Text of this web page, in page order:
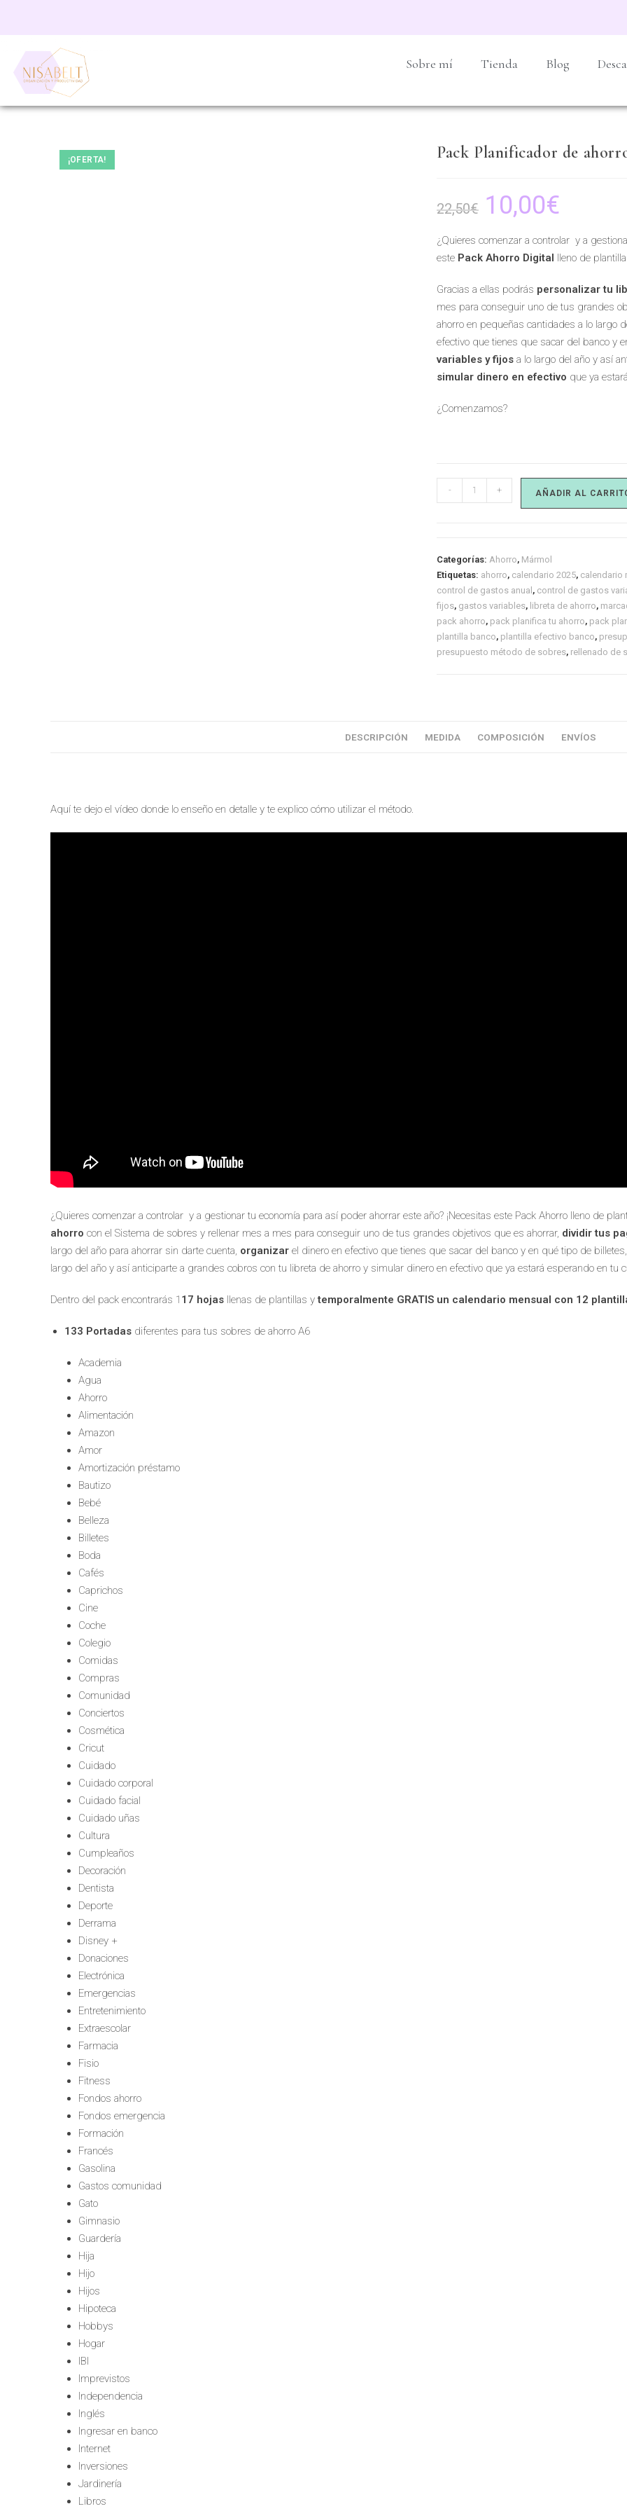
Sobre mí Tienda Blog
¡OFERTA! Pack Planificador de
22,50€ 10,00€
¿Quieres comenzar a controlar y a
este Pack Ahorro Digital lleno de
Gracias a ellas podrás personalizar tu
mes para conseguir uno de tus grandes
ahorro en pequeñas cantidades a lo largo
efectivo que tienes que sacar del banco y
variables y fijos a lo largo del año y así
simular dinero en efectivo que ya
¿Comenzamos?
- + AÑADIR AL
Categorías: Ahorro, Mármol
Etiquetas: ahorro, calendario 2025, calendario
control de gastos anual , control de gastos
fijos, gastos variables, libreta de ahorro,
pack ahorro, pack planifica tu ahorro, pack
plantilla banco, plantilla efectivo banco,
presupuesto método de sobres, rellenado de
DESCRIPCIÓN MEDIDA COMPOSICIÓN ENVÍOS
Aquí te dejo el vídeo donde lo enseño en detalle y te explico cómo utilizar el método.
¿Quieres comenzar a controlar y a gestionar tu economía para así poder ahorrar este año? ¡Necesitas este Pack Ahorro lleno de
ahorro con el Sistema de sobres y rellenar mes a mes para conseguir uno de tus grandes objetivos que es ahorrar, dividir tus
largo del año para ahorrar sin darte cuenta, organizar el dinero en efectivo que tienes que sacar del banco y en qué tipo de
largo del año y así anticiparte a grandes cobros con tu libreta de ahorro y simular dinero en efectivo que ya estará esperando en tu
Dentro del pack encontrarás 1 17 hojas llenas de plantillas ytemporalmente GRATIS un calendario mensual con 12
133 Portadas diferentes para tus sobres de ahorro A6
Academia
Agua
Ahorro
Alimentación
Amazon
Amor
Amortización préstamo
Bautizo
Bebé
Belleza
Billetes
Boda
Cafés
Caprichos
Cine
Coche
Colegio
Comidas
Compras
Comunidad
Conciertos
Cosmética
Cricut
Cuidado
Cuidado corporal
Cuidado facial
Cuidado uñas
Cultura
Cumpleaños
Decoración
Dentista
Deporte
Derrama
Disney +
Donaciones
Electrónica
Emergencias
Entretenimiento
Extraescolar
Farmacia
Fisio
Fitness
Fondos ahorro
Fondos emergencia
Formación
Francés
Gasolina
Gastos comunidad
Gato
Gimnasio
Guardería
Hija
Hijo
Hijos
Hipoteca
Hobbys
Hogar
IBI
Imprevistos
Independencia
Inglés
Ingresar en banco
Internet
Inversiones
Jardinería
Libros